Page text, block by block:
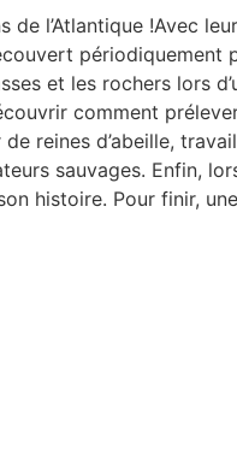
l’Atlantique !Avec
périodiquement
et les rochers lors
comment
reines d’abeille,
sauvages. Enfin,
histoire. Pour finir,